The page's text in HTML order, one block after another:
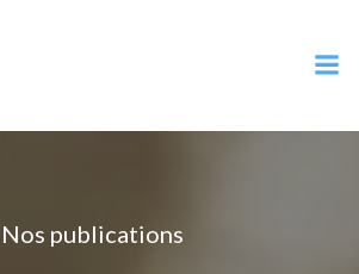
Nos publications